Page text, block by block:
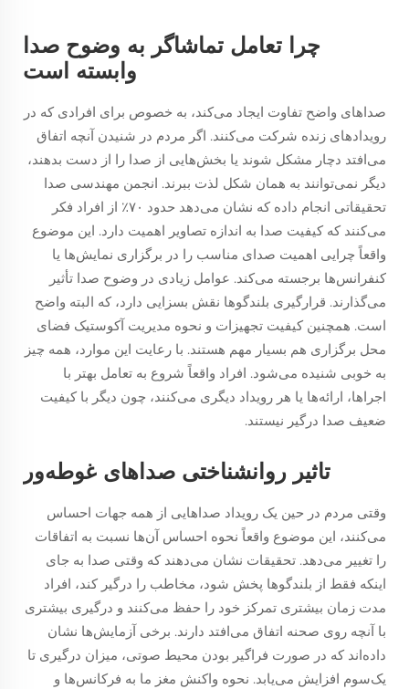
چرا تعامل تماشاگر به وضوح صدا
وابسته است
صداهای واضح تفاوت ایجاد می‌کند، به خصوص برای افرادی که در
رویدادهای زنده شرکت می‌کنند. اگر مردم در شنیدن آنچه اتفاق
می‌افتد دچار مشکل شوند یا بخش‌هایی از صدا را از دست بدهند،
دیگر نمی‌توانند به همان شکل لذت ببرند. انجمن مهندسی صدا
تحقیقاتی انجام داده که نشان می‌دهد حدود ۷۰٪ از افراد فکر
می‌کنند که کیفیت صدا به اندازه تصاویر اهمیت دارد. این موضوع
واقعاً چرایی اهمیت صدای مناسب را در برگزاری نمایش‌ها یا
کنفرانس‌ها برجسته می‌کند. عوامل زیادی در وضوح صدا تأثیر
می‌گذارند. قرارگیری بلندگوها نقش بسزایی دارد، که البته واضح
است. همچنین کیفیت تجهیزات و نحوه مدیریت آکوستیک فضای
محل برگزاری هم بسیار مهم هستند. با رعایت این موارد، همه چیز
به خوبی شنیده می‌شود. افراد واقعاً شروع به تعامل بهتر با
اجراها، ارائه‌ها یا هر رویداد دیگری می‌کنند، چون دیگر با کیفیت
ضعیف صدا درگیر نیستند.
تاثیر روانشناختی صداهای غوطه‌ور
وقتی مردم در حین یک رویداد صداهایی از همه جهات احساس
می‌کنند، این موضوع واقعاً نحوه احساس آن‌ها نسبت به اتفاقات
را تغییر می‌دهد. تحقیقات نشان می‌دهند که وقتی صدا به جای
اینکه فقط از بلندگوها پخش شود، مخاطب را درگیر کند، افراد
مدت زمان بیشتری تمرکز خود را حفظ می‌کنند و درگیری بیشتری
با آنچه روی صحنه اتفاق می‌افتد دارند. برخی آزمایش‌ها نشان
داده‌اند که در صورت فراگیر بودن محیط صوتی، میزان درگیری تا
یک‌سوم افزایش می‌یابد. نحوه واکنش مغز ما به فرکانس‌ها و